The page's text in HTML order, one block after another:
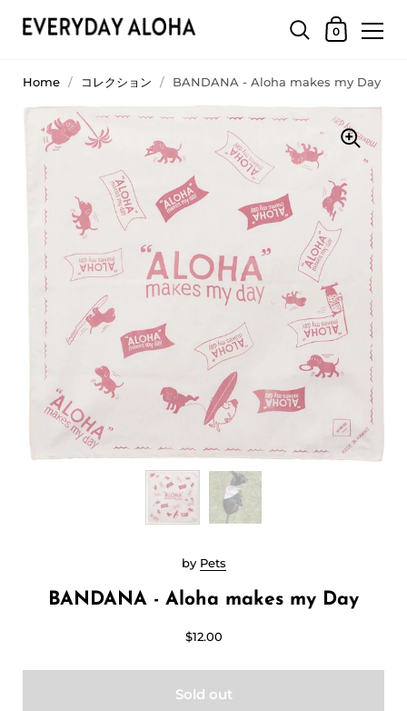
0
BANDANA - Aloha makes my Day
by Pets
$12.00
Sold out
Home / コレクション / BANDANA - Aloha makes my Day